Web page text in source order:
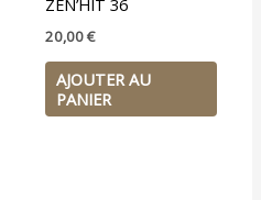
20,00€
AJOUTER AU
PANIER